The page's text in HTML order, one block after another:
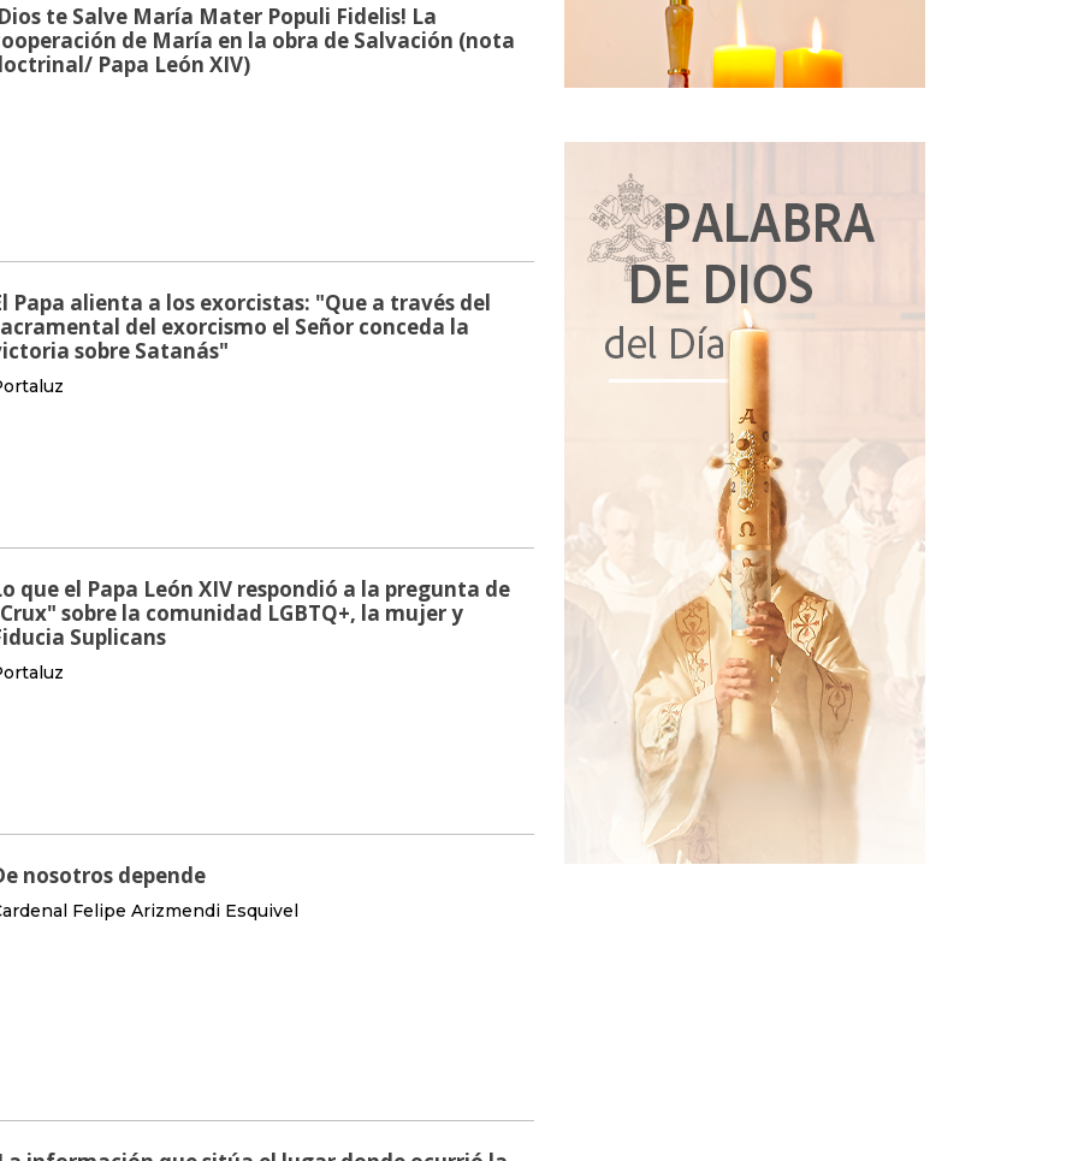
te Salve María Mater Populi Fidelis! La
de María en la obra de Salvación (nota
Papa León XIV)
Papa alienta a los exorcistas: "Que a través del
del exorcismo el Señor conceda la
sobre Satanás"
que el Papa León XIV respondió a la pregunta de
sobre la comunidad LGBTQ+, la mujer y
Suplicans
nosotros depende
Felipe Arizmendi Esquivel